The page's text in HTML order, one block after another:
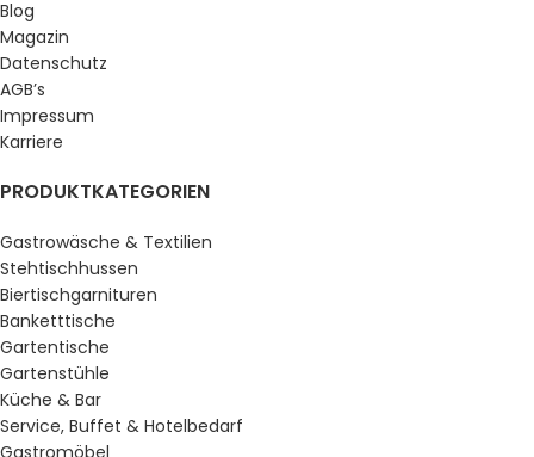
Blog
Magazin
Datenschutz
AGB’s
Impressum
Karriere
PRODUKTKATEGORIEN
Gastrowäsche & Textilien
Stehtischhussen
Biertischgarnituren
Banketttische
Gartentische
Gartenstühle
Küche & Bar
Service, Buffet & Hotelbedarf